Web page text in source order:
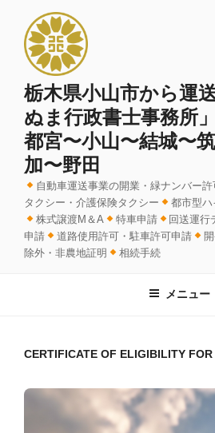
栃木県小山市から運
ぬま行政書士事務所
都宮〜小山〜結城〜
加〜野田
自動車運送事業の開業・緑ナンバー
タクシー・介護保険タクシー
都市型ハ
株式譲渡M＆A
特車申請
回送運行
申請
道路使用許可・駐車許可申請
除外・非農地証明
相続手続
メニュー
CERTIFICATE OF ELIGIBILITY FOR